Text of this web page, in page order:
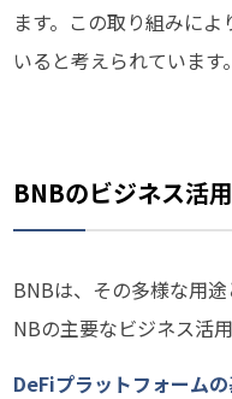
ます。この取り組みに
いると考えられていま
BNBのビジネス活用
BNBは、その多様な用
NBの主要なビジネス活
DeFiプラットフォーム